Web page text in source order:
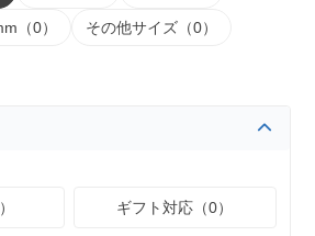
（0） その他サイズ（0）
ギフト対応（0）